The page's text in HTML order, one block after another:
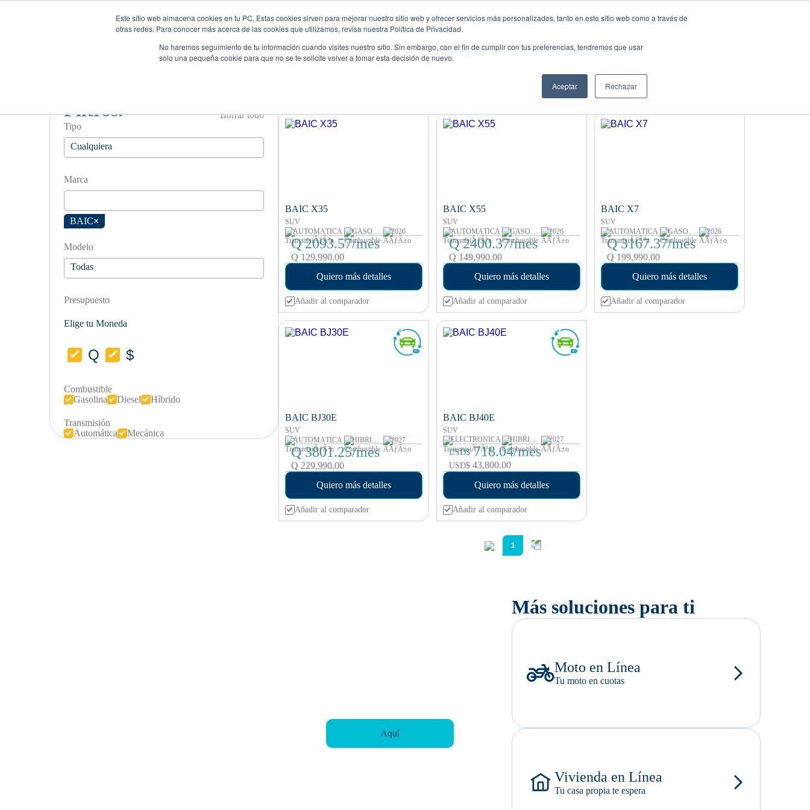
Este sitio web almacena cookies en tu PC. Estas cookies sirven para mejorar nuestro sitio web y ofrecer servicios más personalizados, tanto en este sitio web como a través de
otras redes. Para conocer más acerca de las cookies que utilizamos, revisa nuestra Política de Privacidad.
No haremos seguimiento de tu información cuando visites nuestro sitio. Sin embargo, con el fin de cumplir con tus preferencias, tendremos que usar
solo una pequeña cookie para que no se te solicite volver a tomar esta decisión de nuevo.
Aceptar Rechazar
Autos Comparador Promociones Blog Eventos
Filtros.
Borrar todo
Tipo
Marca
BAIC×
Modelo
Presupuesto
Elige tu Moneda
Q $
Combustible
Gasolina
Diesel Híbrido
Transmisión
Automática
Mecánica
Ordenar por:
BAIC X35
SUV
AUTOMÁTICA
2026
Q 2093.57/mes
Q 129,990.00
Quiero más detalles
Añadir al comparador
BAIC X55
SUV
AUTOMÁTICA
2026
Q 2400.37/mes
Q 149,990.00
Quiero más detalles
Añadir al comparador
BAIC X7
SUV
AUTOMÁTICA
2026
Q 3167.37/mes
Q 199,990.00
Quiero más detalles
Añadir al comparador
BAIC BJ30E
SUV
AUTOMÁTICA
HÍBRIDA AUTO RECARGABLE 2027
Q 3801.25/mes
Q 229,990.00
Quiero más detalles
Añadir al comparador
BAIC BJ40E
SUV
ELECTRÓNICA
HÍBRIDA ENCHUFABLE 2027
USD$718.04/mes
USD$ 43,800.00
Quiero más detalles
Añadir al comparador
1
Aquí
Más soluciones para ti
Moto en Línea
Tu moto en cuotas
Vivienda en Línea
Tu casa propia te espera